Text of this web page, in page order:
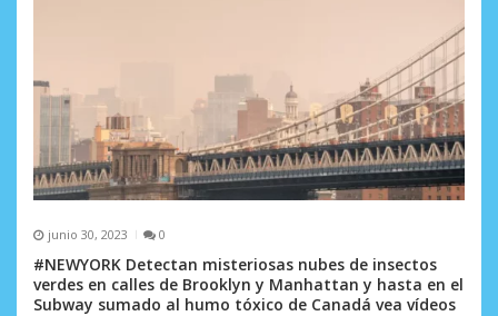
junio 30, 2023 0
#NEWYORK Detectan misteriosas nubes de insectos
verdes en calles de Brooklyn y Manhattan y hasta en el
Subway sumado al humo tóxico de Canadá vea vídeos